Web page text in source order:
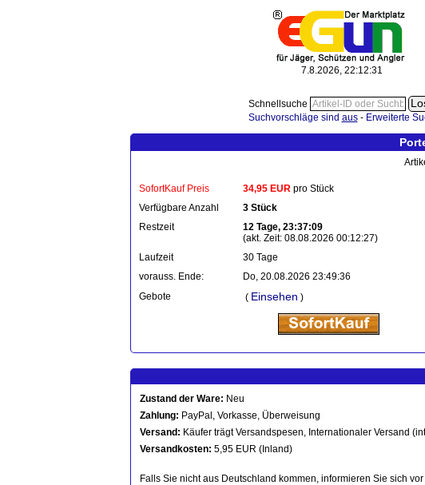
7.8.2026, 22:12:32
Schnellsuche
Suchvorschläge sind aus- Erweiterte
SofortKauf Preis 34,95 EUR pro Stück
Verfügbare Anzahl
3 Stück
Restzeit
12 Tage, 23:37:09
(akt. Zeit: 08.08.2026 00:12:27)
Laufzeit
30 Tage
vorauss. Ende:
Do, 20.08.2026 23:49:36
Gebote
( Einsehen )
Zustand der Ware: Neu
Zahlung: PayPal, Vorkasse, Überweisung
Versand: Käufer trägt Versandspesen, Internationaler Versand
Versandkosten: 5,95 EUR (Inland)
Falls Sie nicht aus Deutschland kommen, informieren Sie sich